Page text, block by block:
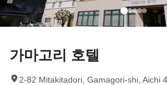
가마고리 호텔
2-82 Mitakitadori, Gamagori-shi, Aichi